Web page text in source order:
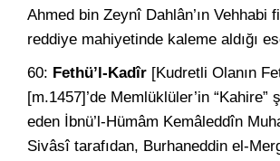
Ahmed bin Zeynî Dahlân’ın Vehhabi
reddiye mahiyetinde kaleme aldığı
60: Fethü’l-Kadîr [Kudretli Olanın
[m.1457]’de Memlüklüler’in “Kahire”
eden İbnü’l-Hümâm Kemâleddîn
Sivâsî tarafıdan, Burhaneddin el-